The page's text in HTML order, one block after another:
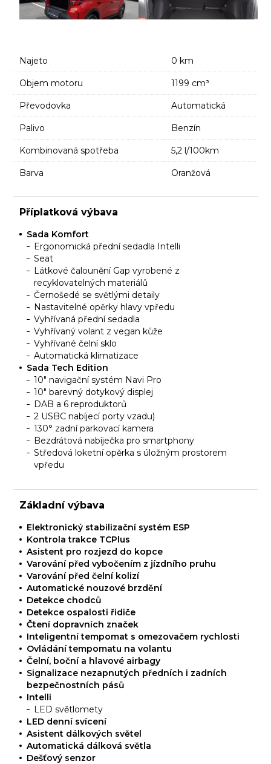
Najeto 0 km
Objem motoru 1199 cm³
Převodovka Automatická
Palivo Benzín
Kombinovaná spotřeba 5,2 l/100km
Barva Oranžová
Příplatková výbava
Sada Komfort
Ergonomická přední sedadla Intelli
Seat
Látkové čalounění Gap vyrobené z
recyklovatelných materiálů
Černošedé se světlými detaily
Nastavitelné opěrky hlavy vpředu
Vyhřívaná přední sedadla
Vyhřívaný volant z vegan kůže
Vyhřívané čelní sklo
Automatická klimatizace
Sada Tech Edition
10" navigační systém Navi Pro
10" barevný dotykový displej
DAB a 6 reproduktorů
2 USBC nabíjecí porty vzadu)
130° zadní parkovací kamera
Bezdrátová nabíječka pro smartphony
Středová loketní opěrka s úložným prostorem
vpředu
Základní výbava
Elektronický stabilizační systém ESP
Kontrola trakce TCPlus
Asistent pro rozjezd do kopce
Varování před vybočením z jízdního pruhu
Varování před čelní kolizí
Automatické nouzové brzdění
Detekce chodců
Detekce ospalosti řidiče
Čtení dopravních značek
Inteligentní tempomat s omezovačem rychlosti
Ovládání tempomatu na volantu
Čelní, boční a hlavové airbagy
Signalizace nezapnutých předních i zadních
bezpečnostních pásů
Intelli
LED světlomety
LED denní svícení
Asistent dálkových světel
Automatická dálková světla
Dešťový senzor